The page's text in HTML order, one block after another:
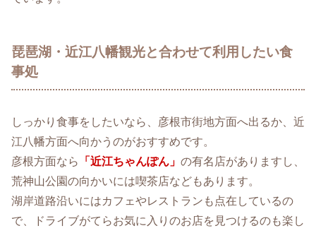
琵琶湖・近江八幡観光と合わせて利用したい食
事処
しっかり食事をしたいなら、彦根市街地方面へ出るか、近
江八幡方面へ向かうのがおすすめです。
彦根方面なら
「近江ちゃんぽん」 の有名店がありますし、
荒神山公園の向かいには喫茶店などもあります。
湖岸道路沿いにはカフェやレストランも点在しているの
で、ドライブがてらお気に入りのお店を見つけるのも楽し